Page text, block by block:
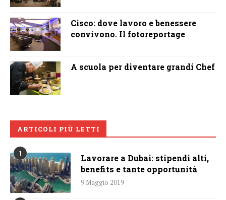
Cisco: dove lavoro e benessere
convivono. Il fotoreportage
A scuola per diventare grandi Chef
ARTICOLI PIÙ LETTI
1
Lavorare a Dubai: stipendi alti,
benefits e tante opportunità
9 Maggio 2019